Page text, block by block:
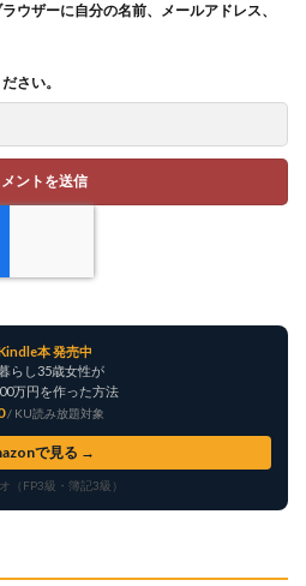
ウザーに自分の名前、メールアドレス、
さい。
本 発売中
らし35歳女性が
万円を作った方法
/ KU読み放題対象
で見る →
（FP3級・簿記3級）